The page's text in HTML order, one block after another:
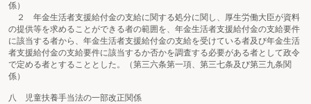
係）
２ 年金生活者支援給付金の支給に関する処分に関し、厚生労働大臣が資料
の提供等を求めることができる者の範囲を、年金生活者支援給付金の支給要件
に該当する者から、年金生活者支援給付金の支給を受けている者及び年金生活
者支援給付金の支給要件に該当するか否かを調査する必要がある者として政令
で定める者とすることとした。（第三六条第一項、第三七条及び第三九条関
係）
八 児童扶養手当法の一部改正関係